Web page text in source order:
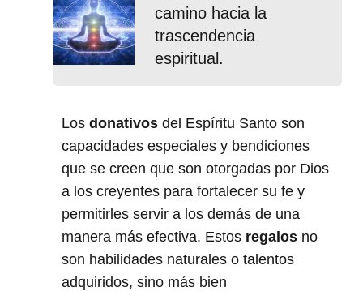
camino hacia la
trascendencia
espiritual.
Los donativos del Espíritu Santo son
capacidades especiales y bendiciones
que se creen que son otorgadas por Dios
a los creyentes para fortalecer su fe y
permitirles servir a los demás de una
manera más efectiva. Estos regalos no
son habilidades naturales o talentos
adquiridos, sino más bien